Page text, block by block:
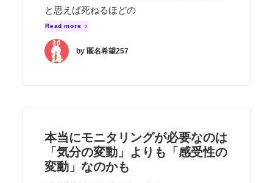
と思えば死ねるほどの
Read more
by 匿名希望257
本当にモニタリングが必要なのは
「気分の変動」よりも「感受性の
変動」なのかも